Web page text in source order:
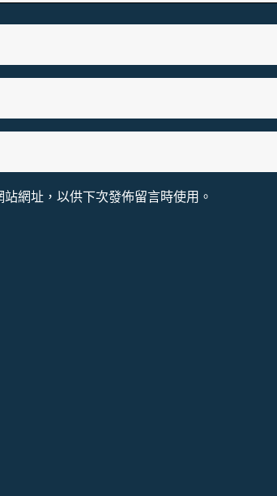
網址，以供下次發佈留言時使用。